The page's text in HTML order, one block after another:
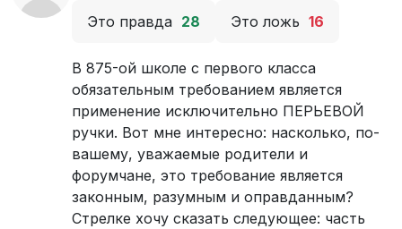
Это правда 28 Это ложь 16
В 875-ой школе с первого класса
обязательным требованием является
применение исключительно ПЕРЬЕВОЙ
ручки. Вот мне интересно: насколько, по-
вашему, уважаемые родители и
форумчане, это требование является
законным, разумным и оправданным?
Стрелке хочу сказать следующее: часть